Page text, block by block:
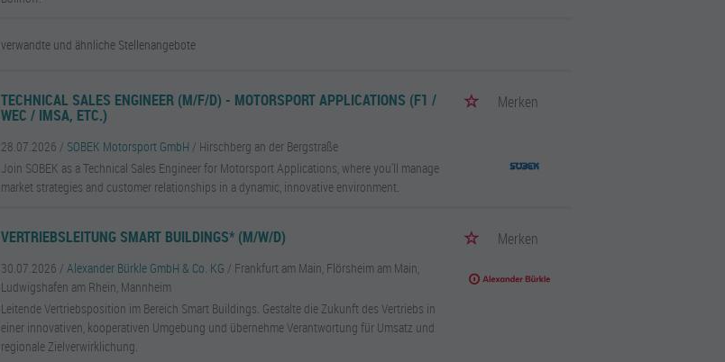
verwandte und ähnliche Stellenangebote
TECHNICAL SALES ENGINEER (M/F/D) - MOTORSPORT APPLICATIONS (F1 /
WEC / IMSA, ETC.)
Merken
28.07.2026 / SOBEK Motorsport GmbH / Hirschberg an der Bergstraße
Join SOBEK as a Technical Sales Engineer for Motorsport Applications, where you'll manage
market strategies and customer relationships in a dynamic, innovative environment.
VERTRIEBSLEITUNG SMART BUILDINGS* (M/W/D) Merken
30.07.2026 /Alexander Bürkle GmbH & Co. KG / Frankfurt am Main, Flörsheim am Main,
Ludwigshafen am Rhein, Mannheim
Leitende Vertriebsposition im Bereich Smart Buildings. Gestalte die Zukunft des Vertriebs in
einer innovativen, kooperativen Umgebung und übernehme Verantwortung für Umsatz und
regionale Zielverwirklichung.